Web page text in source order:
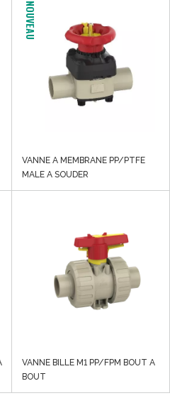
NOUVEAU
VANNE A MEMBRANE PP/PTFE
MALE A SOUDER
VANNE BILLE M1 PP/FPM BOUT A
BOUT